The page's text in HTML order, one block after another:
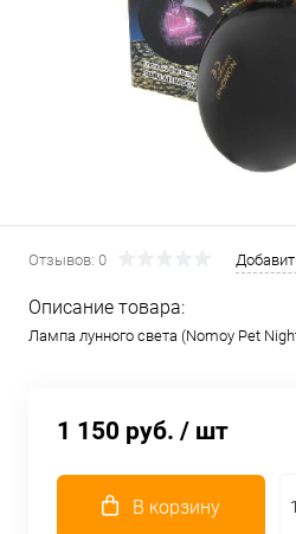
Отзывов: 0
Описание товара:
Лампа лунного света (Nomoy Pet
1 150 руб. / шт
В корзину